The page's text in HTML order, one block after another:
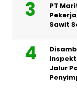
PT
Sawit
Jalur